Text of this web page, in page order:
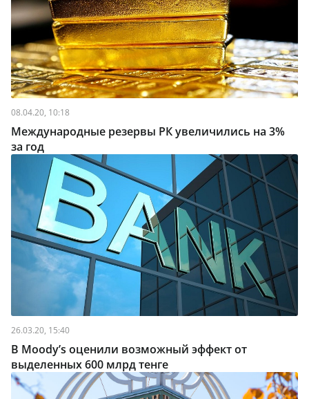
08.04.20, 10:18
Международные резервы РК увеличились на 3%
за год
26.03.20, 15:40
В Moody’s оценили возможный эффект от
выделенных 600 млрд тенге